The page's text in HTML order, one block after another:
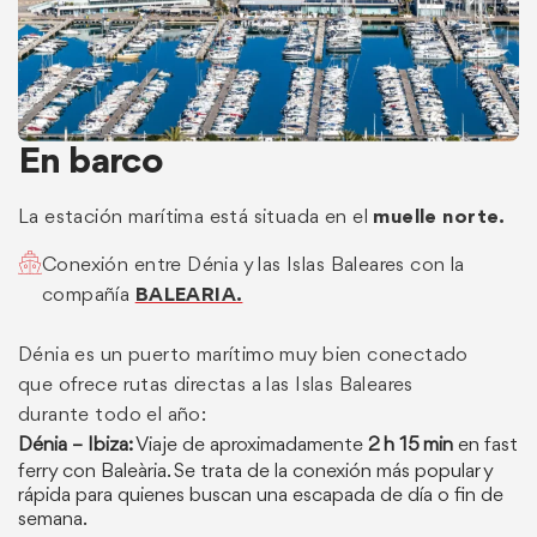
En barco
La estación marítima está situada en el muelle norte.
Conexión entre Dénia y las Islas Baleares con la
compañía BALEARIA.
Dénia es un puerto marítimo muy bien conectado
que ofrece rutas directas a las Islas Baleares
durante todo el año:
Dénia – Ibiza:Viaje de aproximadamente 2 h 15 min en fast
ferry con Baleària. Se trata de la conexión más popular y
rápida para quienes buscan una escapada de día o fin de
semana.